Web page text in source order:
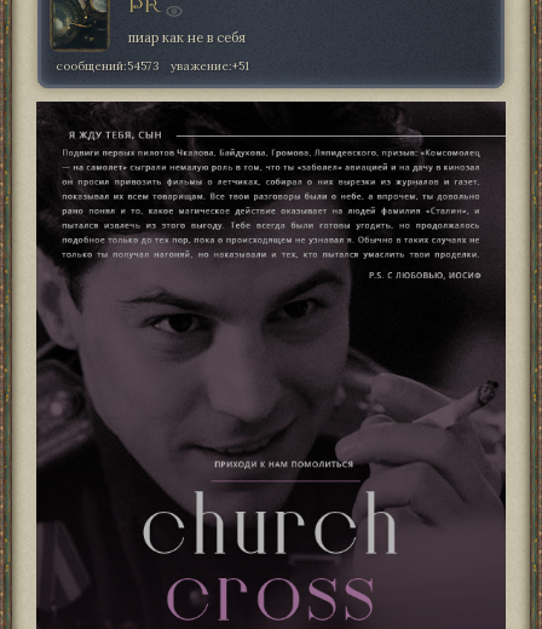
PR
пиар как не в себя
сообщений:54573 уважение:+51